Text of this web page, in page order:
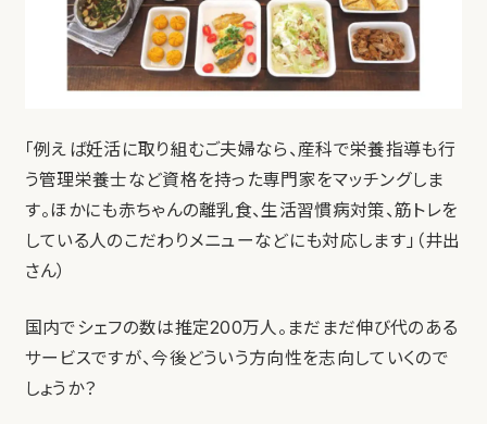
「例えば妊活に取り組むご夫婦なら、産科で栄養指導も行
う管理栄養士など資格を持った専門家をマッチングしま
す。ほかにも赤ちゃんの離乳食、生活習慣病対策、筋トレを
している人のこだわりメニューなどにも対応します」（井出
さん）
国内でシェフの数は推定200万人。まだまだ伸び代のある
サービスですが、今後どういう方向性を志向していくので
しょうか？